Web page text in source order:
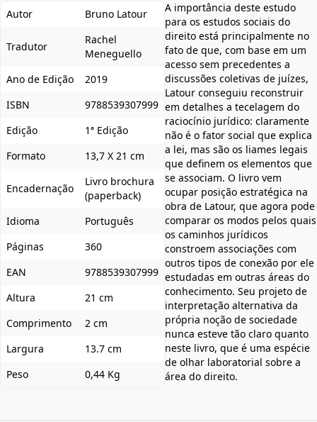
Autor Bruno Latour
Tradutor
Rachel
Meneguello
Ano de Edição
2019
ISBN
9788539307999
Edição
1ª Edição
Formato
13,7 X 21 cm
Encadernação
Livro brochura
(paperback)
Idioma
Português
Páginas
360
EAN
9788539307999
Altura
21 cm
Comprimento
2 cm
Largura
13.7 cm
Peso
0,44 Kg
A importância deste estudo
para os estudos sociais do
direito está principalmente no
fato de que, com base em um
acesso sem precedentes a
discussões coletivas de juízes,
Latour conseguiu reconstruir
em detalhes a tecelagem do
raciocínio jurídico: claramente
não é o fator social que explica
a lei, mas são os liames legais
que definem os elementos que
se associam. O livro vem
ocupar posição estratégica na
obra de Latour, que agora pode
comparar os modos pelos quais
os caminhos jurídicos
constroem associações com
outros tipos de conexão por ele
estudadas em outras áreas do
conhecimento. Seu projeto de
interpretação alternativa da
própria noção de sociedade
nunca esteve tão claro quanto
neste livro, que é uma espécie
de olhar laboratorial sobre a
área do direito.